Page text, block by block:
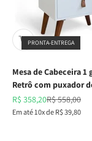
PRONTA-ENTREGA
Mesa de Cabeceira 1
Retrô com puxador
Preço promocional
R$ 358,20Preço normal
R$ 558,00
Em até 10x de R$ 39,80